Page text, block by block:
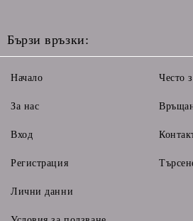
Бързи връзки:
Начало
За нас
Вход
Регистрация
Често
Лични данни